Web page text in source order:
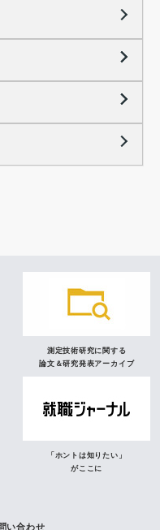
測定技術研究に関する
論文＆研究発表アーカイブ
「ホントは知りたい」
がここに
い合わせ